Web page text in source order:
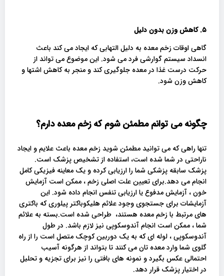
۵. کاهش وزن بدون دلیل
گاهی اوقات زخم معده به دلیل التهابی که ایجاد می کند باعث
انسداد سیستم گوارشی فرد می شود. این موضوع می تواند از
حرکت درست غذا در معده جلوگیری کند و منجر به کاهش اشتها و
کاهش وزن شود.
چگونه می توانم مطمئن شوم که زخم معده دارم؟
تنها راهی که می توانید مطمئن شوید زخم معده باعث علایم و ایجاد
ناراحتی در شما شده است، استفاده از تشخیص پزشک است.
پزشک سابقه پزشکی شما را ارزیابی کرده و یک معاینه فیزیکی کامل
انجام می دهد.برای تعیین علت اصلی زخم ، ممکن است آزمایش
خون ، آزمایش مدفوع یا ارزیابی تنفس انجام داده شود. این
آزمایشات برای جستجوی وجود علائم هلیکوباکتر پیلوری که باکتری
های مرتبط با زخم معده هستند، طراحی شده است.بسته به علائم
شما ، ممکن است انجام آندوسکوپی نیز لازم باشد. در طول
آندوسکوپی ، لوله ای که به یک دوربین کوچک متصل است را از راه
گلوی شما وارد معده تان می کنند تا بتواند از هرگونه آسیب
احتمالی عکس بگیرد و نمونه های بافتی را نیز برای تجزیه و تحلیل
در اختیار پزشک قرار دهد.